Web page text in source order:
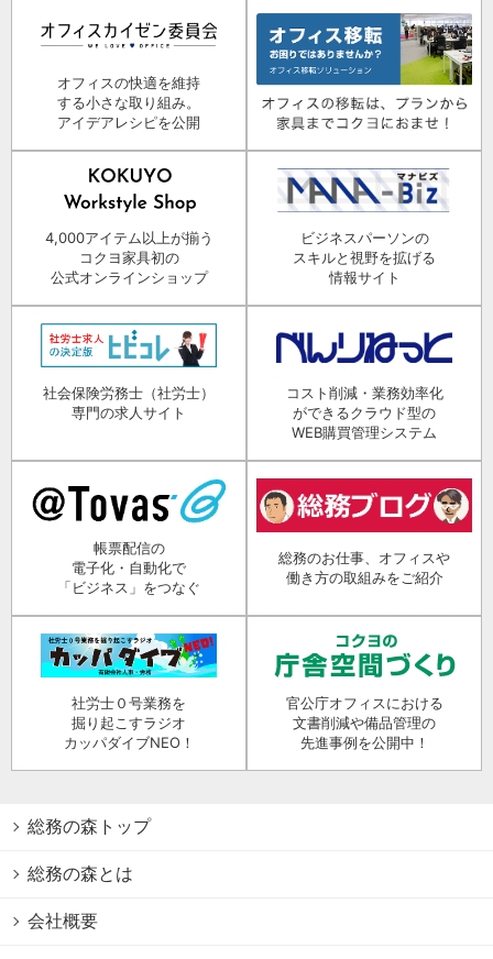
オフィスの快適を維持
する小さな取り組み。
アイデアレシピを公開
4,000アイテム以上が揃う
コクヨ家具初の
公式オンラインショップ
ビジネスパーソンの
スキルと視野を拡げる
情報サイト
社会保険労務士（社労士）
専門の求人サイト
コスト削減・業務効率化
ができるクラウド型の
WEB購買管理システム
帳票配信の
電子化・自動化で
「ビジネス」をつなぐ
総務のお仕事、オフィスや
働き方の取組みをご紹介
社労士０号業務を
掘り起こすラジオ
カッパダイブNEO！
官公庁オフィスにおける
文書削減や備品管理の
先進事例を公開中！
総務の森トップ
総務の森とは
会社概要